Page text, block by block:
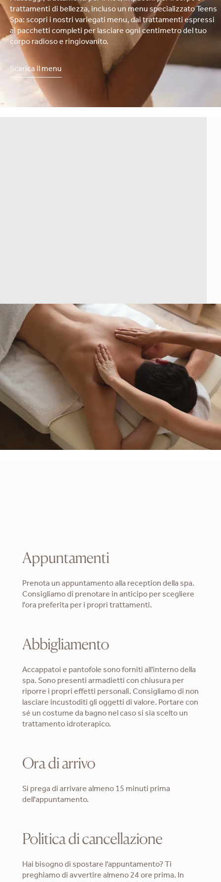
trattamenti di bellezza, incluso un menu specializzato Teens
Spa: scopri i nostri variegati menu, dai trattamenti espressi
ai pacchetti completi per lasciare ogni centimetro del tuo
corpo radioso e ringiovanito.
Scarica il menu
Appuntamenti
Prenota un appuntamento alla reception della spa.
Consigliamo di prenotare in anticipo per scegliere
l'ora preferita per i propri trattamenti.
Abbigliamento
Accappatoi e pantofole sono forniti all'interno della
spa. Sono presenti armadietti con chiusura per
riporre i propri effetti personali. Consigliamo di non
lasciare incustoditi gli oggetti di valore. Portare con
sé un costume da bagno nel caso si sia scelto un
trattamento idroterapico.
Ora di arrivo
Si prega di arrivare almeno 15 minuti prima
dell'appuntamento.
Politica di cancellazione
Hai bisogno di spostare l'appuntamento? Ti
preghiamo di avvertire almeno 24 ore prima. In